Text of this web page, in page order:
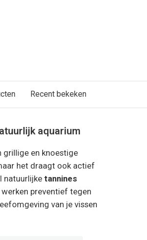
Recent bekeken
aquarium
grillige en knoestige
het draagt ook actief
natuurlijke tannines
preventief tegen
van je vissen